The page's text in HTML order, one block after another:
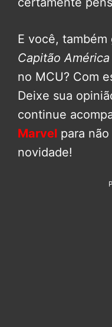
E você,
Capitão
no MCU? Com
Deixe sua
continue
Marvel para
novidade!